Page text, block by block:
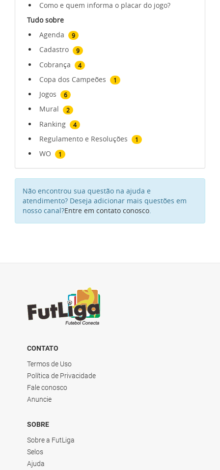
Como e quem informa o placar do jogo?
Tudo sobre
Agenda
9
Cadastro 9
Cobrança 4
Copa dos Campeões 1
Jogos 6
Mural 2
Ranking 4
Regulamento e Resoluções 1
WO 1
Não encontrou sua questão na ajuda e
atendimento? Deseja adicionar mais questões em
nosso canal?Entre em contato conosco.
CONTATO
Termos de Uso
Política de Privacidade
Fale conosco
Anuncie
SOBRE
Sobre a FutLiga
Selos
Ajuda